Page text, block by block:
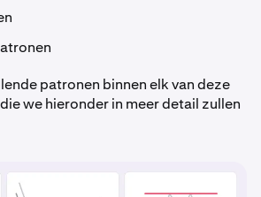
patronen binnen elk van deze
we hieronder in meer detail zullen